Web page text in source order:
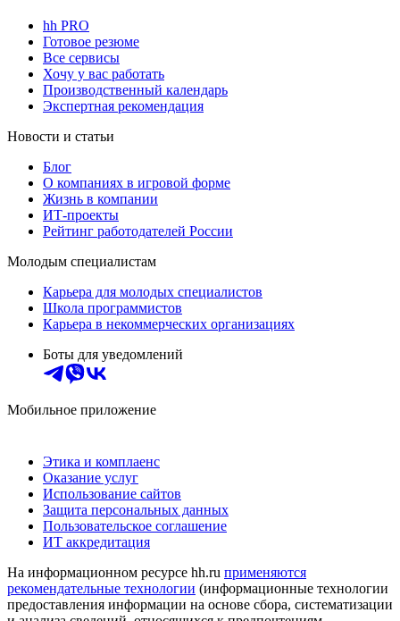
hh PRO
Готовое резюме
Все сервисы
Хочу у вас работать
Производственный календарь
Экспертная рекомендация
Новости и статьи
Блог
О компаниях в игровой форме
Жизнь в компании
ИТ-проекты
Рейтинг работодателей России
Молодым специалистам
Карьера для молодых специалистов
Школа программистов
Карьера в некоммерческих организациях
Боты для уведомлений
Мобильное приложение
Этика и комплаенс
Оказание услуг
Использование сайтов
Защита персональных данных
Пользовательское соглашение
ИТ аккредитация
На информационном ресурсе hh.ru применяются
рекомендательные технологии (информационные технологии
предоставления информации на основе сбора, систематизации